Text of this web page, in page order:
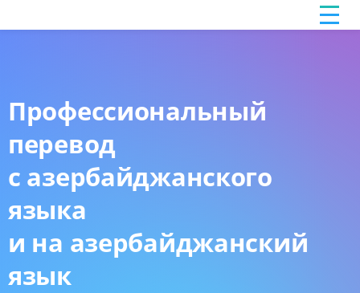
Профессиональный
перевод
с азербайджанского
языка
и на азербайджанский
язык